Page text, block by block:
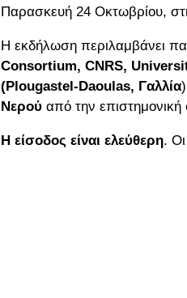
Παρασκευή 24 Οκτωβρίου,
Η εκδήλωση περιλαμβάνει
Consortium, CNRS,
(Plougastel-Daoulas, Γαλλία
Νερού από την
Η είσοδος είναι ελεύθερη.